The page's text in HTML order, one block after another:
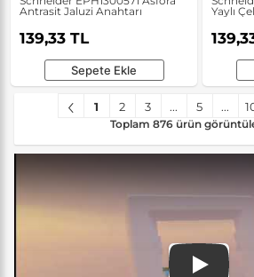
Antrasit Jaluzi Anahtarı
139,33 TL
Sepete Ekle
Yaylı
1 2 3 ... 5 ...
Toplam 876 ürün
Play